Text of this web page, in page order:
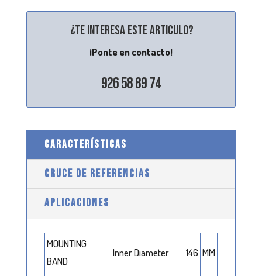
¿Te interesa este articulo?
¡Ponte en contacto!
926 58 89 74
CARACTERÍSTICAS
CRUCE DE REFERENCIAS
APLICACIONES
MOUNTING
BAND
Inner Diameter 146 MM